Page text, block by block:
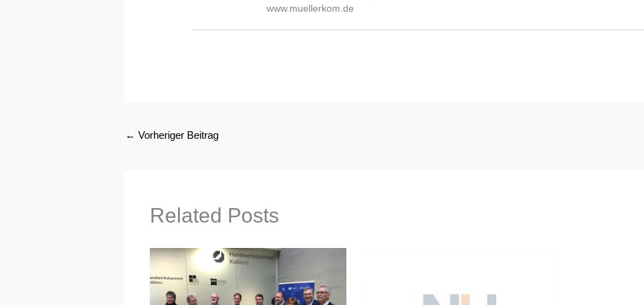
www.muellerkom.de
← Vorheriger Beitrag
Related Posts